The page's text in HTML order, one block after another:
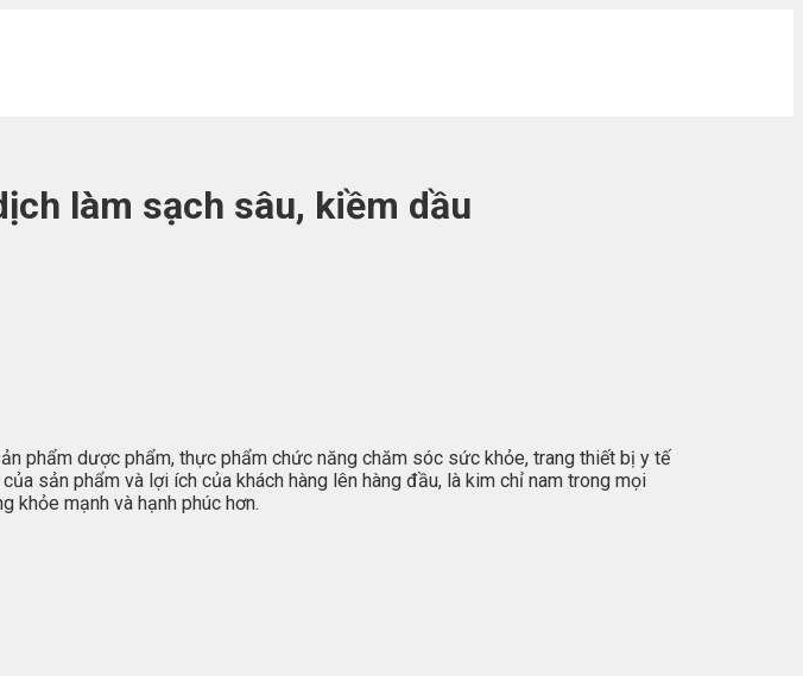
làm sạch sâu, kiềm dầu
phẩm dược phẩm, thực phẩm chức năng chăm sóc sức khỏe, trang thiết bị y tế
sản phẩm và lợi ích của khách hàng lên hàng đầu, là kim chỉ nam trong mọi
khỏe mạnh và hạnh phúc hơn.